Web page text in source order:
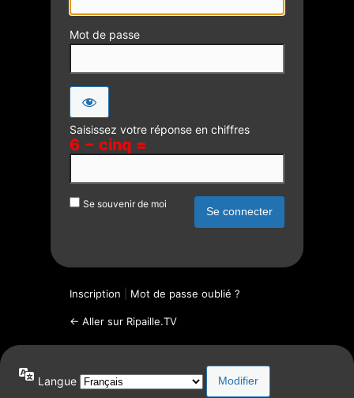
Mot de passe
Saisissez votre réponse en chiffres
6 − cinq =
Se souvenir de moi
Inscription Mot de passe oublié ?
← Aller sur Ripaille.TV
Langue